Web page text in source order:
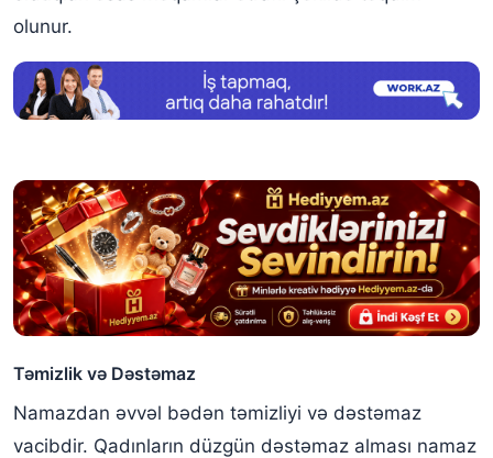
olunur.
Təmizlik və Dəstəmaz
Namazdan əvvəl bədən təmizliyi və dəstəmaz
vacibdir. Qadınların düzgün dəstəmaz alması namaz